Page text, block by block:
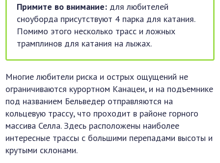
Примите во внимание: для любителей
сноуборда присутствуют 4 парка для катания.
Помимо этого несколько трасс и ложных
трамплинов для катания на лыжах.
Многие любители риска и острых ощущений не
ограничиваются курортном Канацеи, и на подъемнике
под названием Бельведер отправляются на
кольцевую трассу, что проходит в районе горного
массива Селла. Здесь расположены наиболее
интересные трассы с большими перепадами высоты и
крутыми склонами.